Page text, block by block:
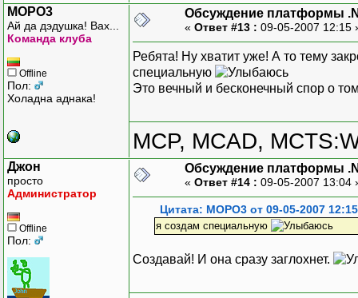
MOPO3
Ай да дэдушка! Вах...
Команда клуба
Offline
Пол:
Холадна аднака!
Обсуждение платформы
« Ответ #13 : 09-05-2007 12:15
Ребята! Ну хватит уже! А то тему
специальную
Это вечный и бесконечный спор о
MCP, MCAD,
Джон
просто
Администратор
Offline
Пол:
Обсуждение платформы
« Ответ #14 : 09-05-2007 13:04
Цитата: MOPO3 от 09-05-2007 12:15
я создам специальную
Создавай! И она сразу заглохнет.